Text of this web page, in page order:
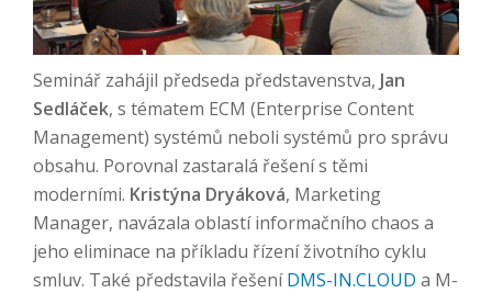
Seminář zahájil předseda představenstva, Jan
Sedláček, s tématem ECM (Enterprise Content
Management) systémů neboli systémů pro správu
obsahu. Porovnal zastaralá řešení s těmi
moderními. Kristýna Dryáková, Marketing
Manager, navázala oblastí informačního chaos a
jeho eliminace na příkladu řízení životního cyklu
smluv. Také představila řešeníDMS-IN.CLOUD a M-